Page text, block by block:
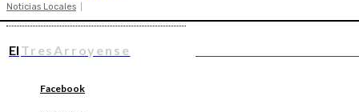
Noticias Locales
El TresArroyense
Facebook